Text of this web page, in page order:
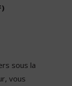
sous la
vous